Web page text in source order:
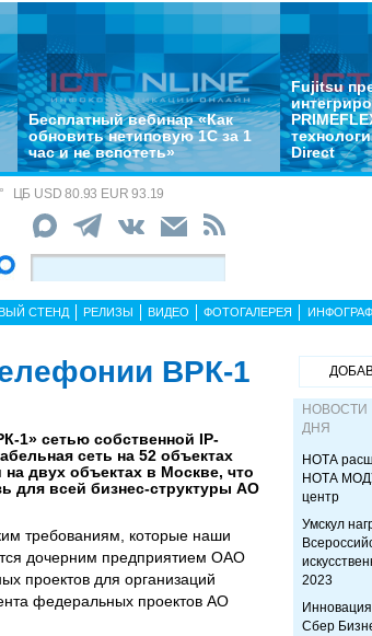
Бесплатный вебинар «Как
обновить нетиповую 1С за 1
час и не вспотеть»
Fujitsu
Direct
° ЦБ USD 80.93 EUR 93.19
СТЕНД РЕЛИЗЫ ВИДЕО ФОТОГАЛЕРЕЯ
ВРК-1
1» сетью собственной IP-
сеть на 52 объектах
двух объектах в Москве, что
для всей бизнес-структуры АО
требованиям, которые наши
дочерним предприятием ОАО
проектов для организаций
федеральных проектов АО
НОВОСТИ
ДНЯ
НОТА
НОТА
центр
Умскул
2023
Сбер